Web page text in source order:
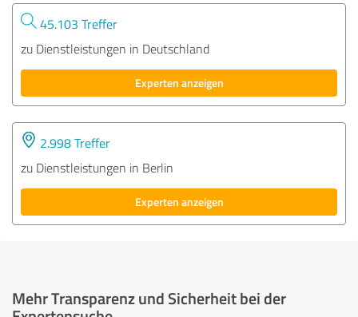
45.103 Treffer
zu Dienstleistungen in Deutschland
Experten anzeigen
2.998 Treffer
zu Dienstleistungen in Berlin
Experten anzeigen
Mehr Transparenz und Sicherheit bei der